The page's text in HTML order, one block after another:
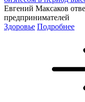
Евгений Максаков
предпринимателей
Здоровье Подробнее